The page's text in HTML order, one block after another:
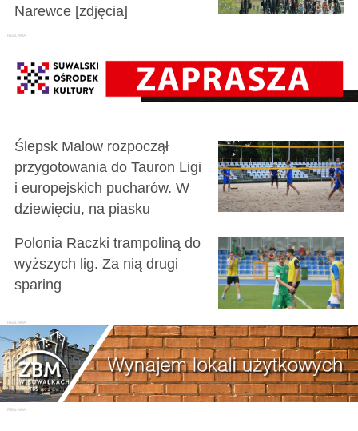
Narewce [zdjęcia]
Ślepsk Malow rozpoczął
przygotowania do Tauron Ligi
i europejskich pucharów. W
dziewięciu, na piasku
Polonia Raczki trampoliną do
wyższych lig. Za nią drugi
sparing